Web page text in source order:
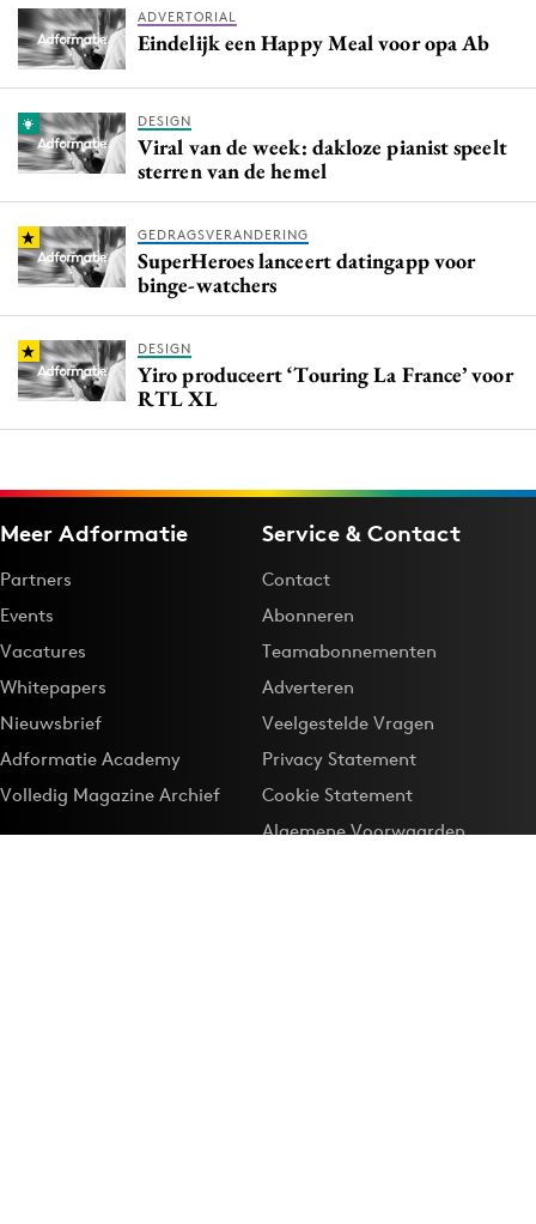
ADVERTORIAL
Eindelijk een Happy Meal voor opa Ab
DESIGN
Viral van de week: dakloze pianist speelt
sterren van de hemel
GEDRAGSVERANDERING
SuperHeroes lanceert datingapp voor
binge-watchers
DESIGN
Yiro produceert ‘Touring La France’ voor
RTL XL
Meer Adformatie
Partners
Events
Vacatures
Whitepapers
Nieuwsbrief
Adformatie Academy
Volledig Magazine Archief
Service & Contact
Contact
Abonneren
Teamabonnementen
Adverteren
Veelgestelde Vragen
Privacy Statement
Cookie Statement
Algemene Voorwaarden